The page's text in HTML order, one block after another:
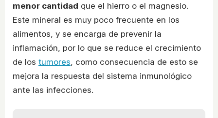
menor cantidad que el hierro o el magnesio.
Este mineral es muy poco frecuente en los
alimentos, y se encarga de prevenir la
inflamación, por lo que se reduce el crecimiento
de los tumores , como consecuencia de esto se
mejora la respuesta del sistema inmunológico
ante las infecciones.